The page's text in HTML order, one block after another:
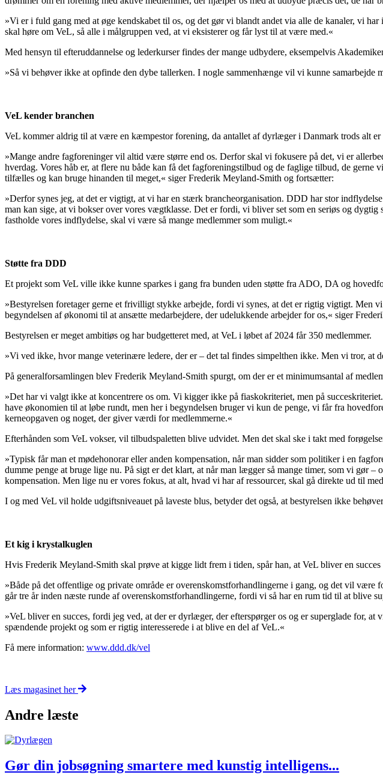
»Vi er i fuld gang med at øge kendskabet til os, og det gør vi blandt andet via alle de kanaler, vi
skal høre om VeL, så alle i målgruppen ved, at vi eksisterer og får lyst til at være med.«
Med hensyn til efteruddannelse og lederkurser findes der mange udbydere, eksempelvis
»Så vi behøver ikke at opfinde den dybe tallerken. I nogle sammenhænge vil vi kunne samarbejde
VeL kender branchen
VeL kommer aldrig til at være en kæmpestor forening, da antallet af dyrlæger i Danmark trods alt er
»Mange andre fagforeninger vil altid være større end os. Derfor skal vi fokusere på det, vi er
hverdag. Vores håb er, at flere nu både kan få det fagforeningstilbud og de faglige tilbud, de
tilfælles og kan bruge hinanden til meget,« siger Frederik Meyland-Smith og fortsætter:
»Derfor synes jeg, at det er vigtigt, at vi har en stærk brancheorganisation. DDD har stor
man kan sige, at vi bokser over vores vægtklasse. Det er fordi, vi bliver set som en seriøs og
fastholde vores indflydelse, skal vi være så mange medlemmer som muligt.«
Støtte fra DDD
Et projekt som VeL ville ikke kunne sparkes i gang fra bunden uden støtte fra ADO, DA og
»Bestyrelsen foretager gerne et frivilligt stykke arbejde, fordi vi synes, at det er rigtig vigtigt.
begyndelsen af økonomi til at ansætte medarbejdere, der udelukkende arbejder for os,« siger
Bestyrelsen er meget ambitiøs og har budgetteret med, at VeL i løbet af 2024 får 350 medlemmer.
»Vi ved ikke, hvor mange veterinære ledere, der er – det tal findes simpelthen ikke. Men vi tror, at
På generalforsamlingen blev Frederik Meyland-Smith spurgt, om der er et minimumsantal af
»Det har vi valgt ikke at koncentrere os om. Vi kigger ikke på fiaskokriteriet, men på
have økonomien til at løbe rundt, men her i begyndelsen bruger vi kun de penge, vi får fra
kerneopgaven og noget, der giver værdi for medlemmerne.«
Efterhånden som VeL vokser, vil tilbudspaletten blive udvidet. Men det skal ske i takt med
»Typisk får man et mødehonorar eller anden kompensation, når man sidder som politiker i en
dumme penge at bruge lige nu. På sigt er det klart, at når man lægger så mange timer, som vi gør
kompensation. Men lige nu er vores fokus, at alt, hvad vi har af ressourcer, skal gå direkte ud til
I og med VeL vil holde udgiftsniveauet på laveste blus, betyder det også, at bestyrelsen ikke
Et kig i krystalkuglen
Hvis Frederik Meyland-Smith skal prøve at kigge lidt frem i tiden, spår han, at VeL bliver en
»Både på det offentlige og private område er overenskomstforhandlingerne i gang, og det vil
går tre år inden næste runde af overenskomstforhandlingerne, fordi vi så har en rum tid til at blive
»VeL bliver en succes, fordi jeg ved, at der er dyrlæger, der efterspørger os og er superglade for,
spændende projekt og som er rigtig interesserede i at blive en del af VeL.«
Få mere information: www.ddd.dk/vel
Læs magasinet her
Andre læste
Gør din jobsøgning smartere med kunstig intelligens...